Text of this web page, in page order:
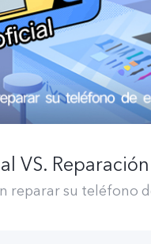
reparar su teléfono